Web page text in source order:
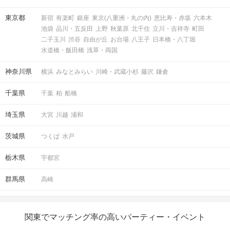
東京都 新宿 有楽町 銀座 東京(八重洲・丸の内) 恵比寿・赤坂 六本木
池袋 品川・五反田 上野 秋葉原 北千住 立川・吉祥寺 町田
二子玉川
渋谷 自由が丘 お台場 八王子 日本橋・八丁堀
水道橋・飯田橋 浅草・両国
神奈川県 横浜 みなとみらい 川崎・武蔵小杉 藤沢 鎌倉
千葉県 千葉 柏 船橋
埼玉県 大宮 川越 浦和
茨城県 つくば 水戸
栃木県 宇都宮
群馬県 高崎
関東でマッチング率の高いパーティー・イベント